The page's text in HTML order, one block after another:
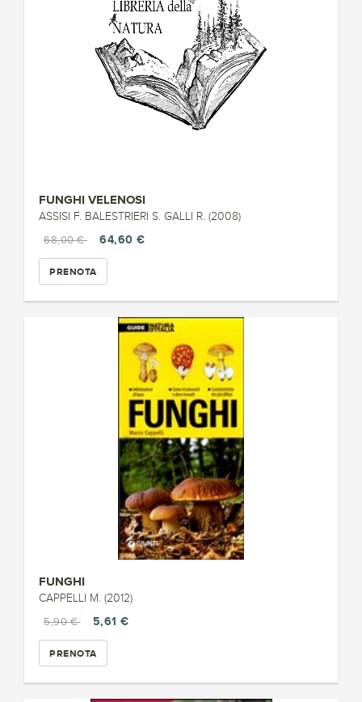
FUNGHI VELENOSI
ASSISI F. BALESTRIERI S. GALLI R. (2008)
68,00 €
64,60 €
PRENOTA
FUNGHI
CAPPELLI M. (2012)
5,90 €
5,61 €
PRENOTA